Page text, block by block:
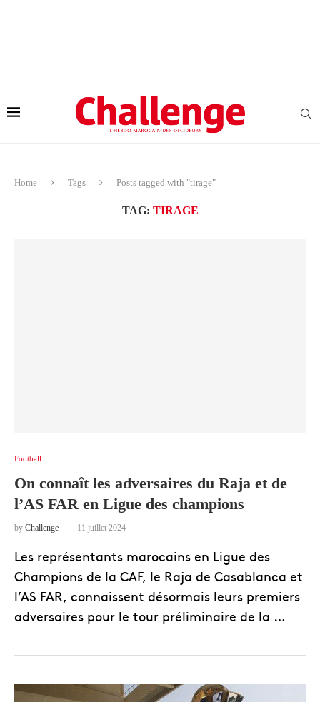
Home Tags Posts tagged with "tirage"
TAG: TIRAGE
Football
On connaît les adversaires du Raja et de
l’AS FAR en Ligue des champions
by Challenge 11 juillet 2024
Les représentants marocains en Ligue des
Champions de la CAF, le Raja de Casablanca et
l’AS FAR, connaissent désormais leurs premiers
adversaires pour le tour préliminaire de la …